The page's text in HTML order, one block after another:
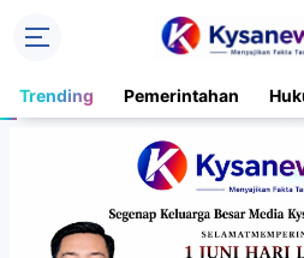
Trending Pemerintahan